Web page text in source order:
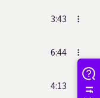
3:43
6:44
4:13